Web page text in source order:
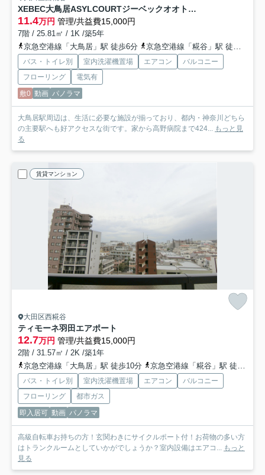
XEBEC大鳥居ASYLCOURTジーベックオオトリアジールコート
11.4万円 管理/共益費15,000円
7階 / 25.81㎡ / 1K /築5年
京急空港線「大鳥居」駅 徒歩6分
京急空港線「糀谷」駅 徒歩14分
バス・トイレ別 室内洗濯機置場 エアコン
バルコニー
フローリング
電気有
敷0 動画 パノラマ
大鳥居駅周辺は、生活に必要な施設が揃っており、都内・神奈川どちら
の主要駅へも好アクセスな街です。家から高野病院まで424...
もっと見
る
賃貸マンション
大田区西糀谷
ティモーネ羽田エアポート
12.7万円 管理/共益費15,000円
2階 / 31.57㎡ / 2K /築1年
京急空港線「大鳥居」駅 徒歩10分
京急空港線「糀谷」駅 徒歩16分
バス・トイレ別 室内洗濯機置場 エアコン
バルコニー
フローリング
都市ガス
即入居可 動画 パノラマ
高級自転車お持ちの方！玄関わきにサイクルポート付！お荷物の多い方
はトランクルームとしていかがでしょうか？室内設備はエアコ...
もっと
見る